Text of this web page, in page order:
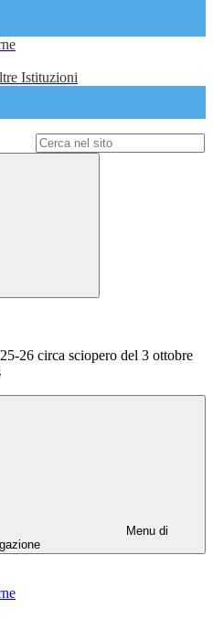
Istituzioni
26 circa sciopero del 3 ottobre
Menu di